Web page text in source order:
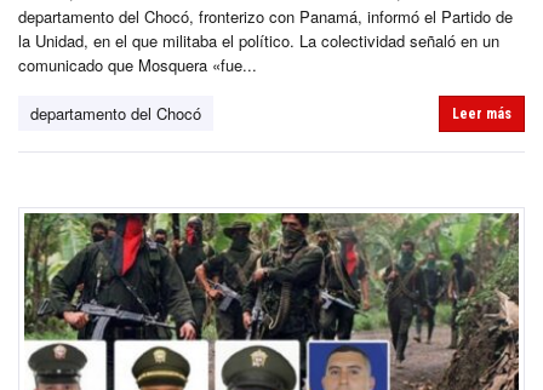
departamento del Chocó, fronterizo con Panamá, informó el Partido de
la Unidad, en el que militaba el político. La colectividad señaló en un
comunicado que Mosquera «fue...
departamento del Chocó Leer más